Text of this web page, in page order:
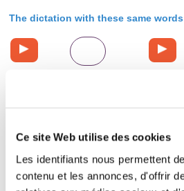
Ce site Web utilise des cookies
Les identifiants nous permettent
contenu et les annonces, d'offrir
The dictation with these same